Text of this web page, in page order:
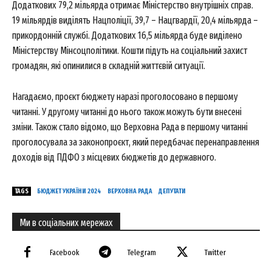
Додаткових 79,2 мільярда отримає Міністерство внутрішніх справ.
19 мільярдів виділять Нацполіції, 39,7 – Нацгвардії, 20,4 мільярда –
прикордонній службі. Додаткових 16,5 мільярда буде виділено
Міністерству Мінсоцполітики. Кошти підуть на соціальний захист
громадян, які опинилися в складній життєвій ситуації.
Нагадаємо, проєкт бюджету наразі проголосовано в першому
читанні. У другому читанні до нього також можуть бути внесені
зміни. Також стало відомо, що Верховна Рада в першому читанні
проголосувала за законопроєкт, який передбачає перенаправлення
доходів від ПДФО з місцевих бюджетів до державного.
TAGS БЮДЖЕТ УКРАЇНИ 2024 ВЕРХОВНА РАДА ДЕПУТАТИ
Ми в соціальних мережах
Facebook Telegram Twitter